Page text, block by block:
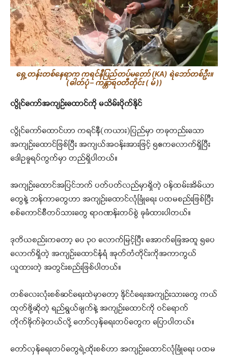
ရှေ့တန်းတစ်နေရာက ကရင်နီပြည်တပ်မတော် (KA) ရဲဘော်တစ်ဦး။
(ဓါတ်ပုံ – ကန္တာရဝတီတိုင်း ( မ် ))
လွိုင်ကော်အကျဉ်းထောင်ကို မသိမ်းပိုက်နိုင်
လွိုင်ကော်ထောင်ဟာ ကရင်နီ(ကယား)ပြည်မှာ တခုတည်းသော
အကျဉ်းထောင်ဖြစ်ပြီး အကျယ်အဝန်းအားဖြင့် ၅ဧကလောက်ရှိပြီး
ဒေါဥခူရပ်ကွက်မှာ တည်ရှိပါတယ်။
အကျဉ်းထောင်အပြင်ဘက် ပတ်ပတ်လည်မှာရှိတဲ့ ဝန်ထမ်းအိမ်ယာ
တွေနဲ့ ဘန်ကာတွေဟာ အကျဉ်းထောင်လုံခြုံရေး ပထမစည်းဖြစ်ပြီး
စစ်ကောင်စီတပ်သားတွေ ရာဂဏန်းတပ်စွဲ ခုခံထားပါတယ်။
ဒုတိယစည်းကတော့ ပေ ၃၀ လောက်မြင့်ပြီး အောက်ခြေအထူ ၅ပေ
လောက်ရှိတဲ့ အကျဉ်းထောင်နံရံ အုတ်တံတိုင်းကိုအကာကွယ်
ယူထားတဲ့ အတွင်းစည်းဖြစ်ပါတယ်။
တစ်လေးလုံးစစ်ဆင်ရေးထဲမှာတော့ နိုင်ငံရေးအကျဉ်းသားတွေ ကယ်
ထုတ်ဖို့ဆိုတဲ့ ရည်ရွယ်ချက်နဲ့ အကျဉ်းထောင်ကို ဝင်ရောက်
တိုက်ခိုက်ခဲ့တယ်လို့ တော်လှန်ရေးတပ်တွေက ပြောပါတယ်။
တော်လှန်ရေးတပ်တွေရဲ့ထိုးစစ်ဟာ အကျဉ်းထောင်လုံခြုံရေး ပထမ